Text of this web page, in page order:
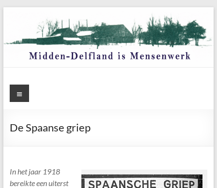
inhoud
Menu
De Spaanse griep
In het jaar 1918
bereikte een uiterst